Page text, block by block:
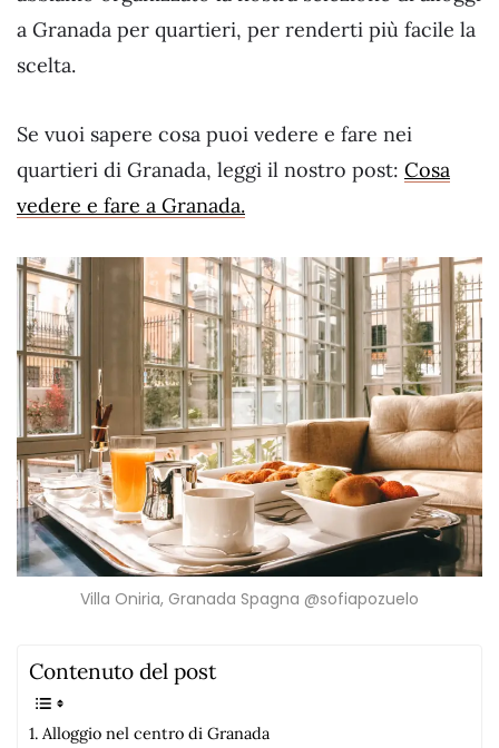
a Granada per quartieri, per renderti più facile la
scelta.
Se vuoi sapere cosa puoi vedere e fare nei
quartieri di Granada, leggi il nostro post: Cosa
vedere e fare a Granada.
Villa Oniria, Granada Spagna @sofiapozuelo
Contenuto del post
Alloggio nel centro di Granada